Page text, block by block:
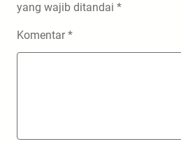
yang wajib ditandai *
Komentar*